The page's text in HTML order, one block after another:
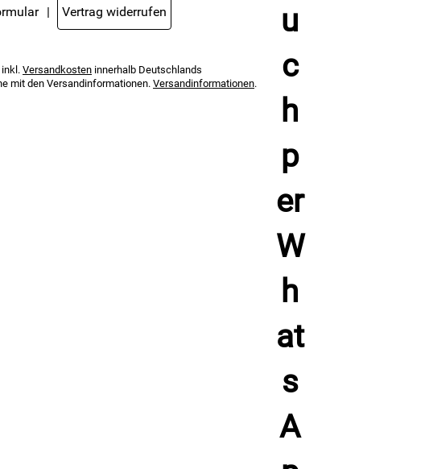
Vertrag widerrufen
inkl. Versandkosten innerhalb Deutschlands
mit den Versandinformationen. Versandinformationen.